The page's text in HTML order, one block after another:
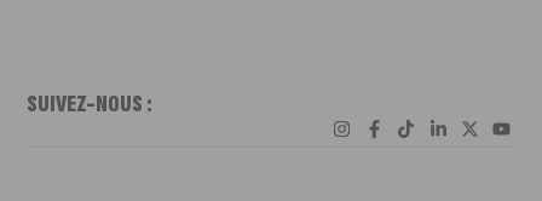
SUIVEZ-NOUS :